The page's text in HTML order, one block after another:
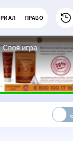
ПРАВО
Своя игра
0+